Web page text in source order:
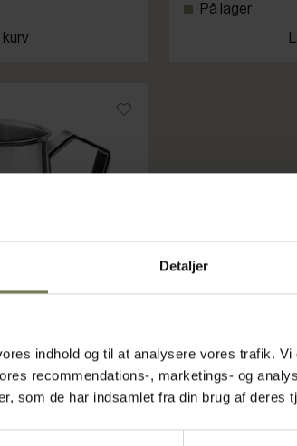
Detaljer
indhold og til at analysere vores trafik.
recommendations-, marketings- og
som de har indsamlet fra din brug af deres
kurv
På lager